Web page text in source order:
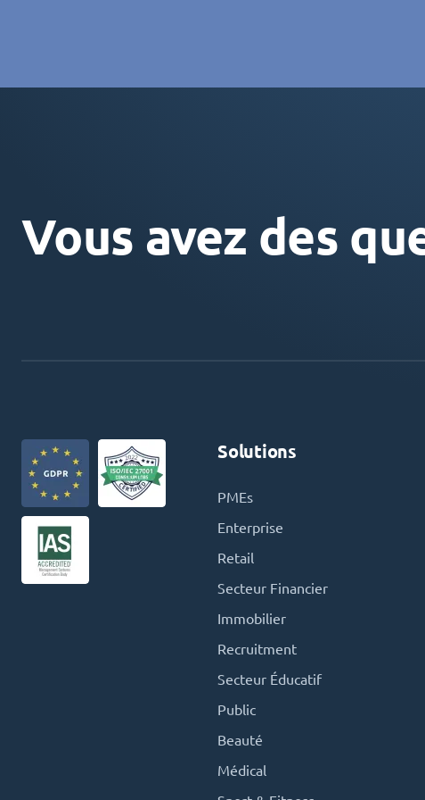
Vous avez des
Solutions
PMEs
Enterprise
Retail
Secteur Financier
Immobilier
Recruitment
Secteur Éducatif
Public
Beauté
Médical